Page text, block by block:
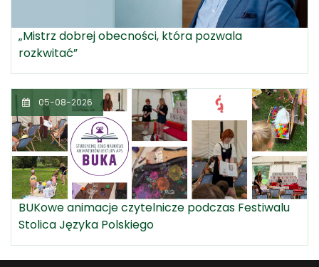
„Mistrz dobrej obecności, która pozwala
rozkwitać”
05-08-2026
BUKowe animacje czytelnicze podczas Festiwalu
Stolica Języka Polskiego